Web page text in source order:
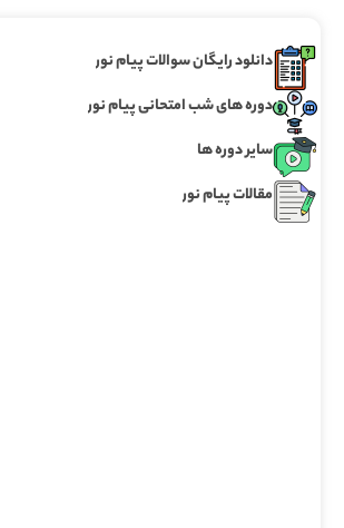
دانلود رایگان سوالات پیام نور
دوره های شب امتحانی پیام نور
سایر دوره ها
مقالات پیام نور